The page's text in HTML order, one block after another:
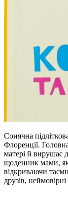
Сонячна
Флоренції.
матері й вирушає
щоденник мами,
відкриваючи
друзів,